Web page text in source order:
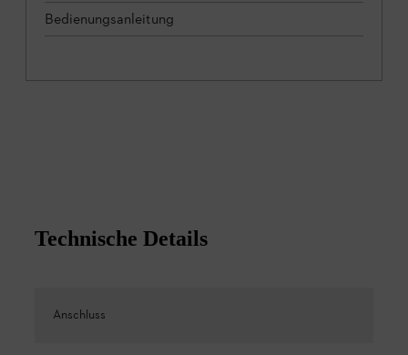
Bedienungsanleitung
Technische Details
Anschluss